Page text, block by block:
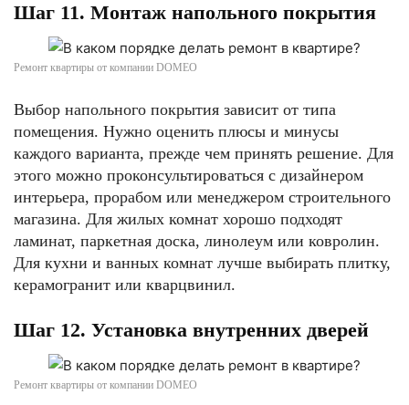
Шаг 11. Монтаж напольного покрытия
Ремонт квартиры от компании DOMEO
Выбор напольного покрытия зависит от типа
помещения. Нужно оценить плюсы и минусы
каждого варианта, прежде чем принять решение. Для
этого можно проконсультироваться с дизайнером
интерьера, прорабом или менеджером строительного
магазина. Для жилых комнат хорошо подходят
ламинат, паркетная доска, линолеум или ковролин.
Для кухни и ванных комнат лучше выбирать плитку,
керамогранит или кварцвинил.
Шаг 12. Установка внутренних дверей
Ремонт квартиры от компании DOMEO